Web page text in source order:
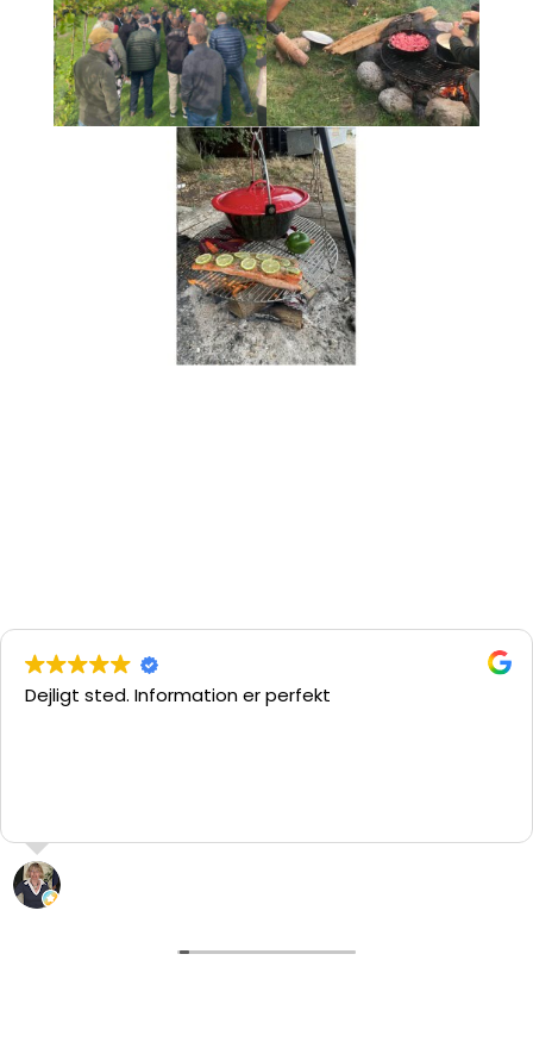
Dejligt sted. Information er perfekt